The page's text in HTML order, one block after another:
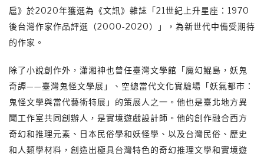
扈》於2020年獲選為《文訊》雜誌「21世紀上升星座：1970
後台灣作家作品評選（2000-2020）」，為新世代中備受期待
的作家。
除了小說創作外，瀟湘神也曾任臺灣文學館「魔幻鯤島，妖鬼
奇譚——臺灣鬼怪文學展」、空總當代文化實驗場「妖氣都市：
鬼怪文學與當代藝術特展」的策展人之一。他也是臺北地方異
聞工作室共同創辦人，是實境遊戲設計師。他的創作融合西方
奇幻和推理元素、日本民俗學和妖怪學、以及台灣民俗、歷史
和人類學材料，創造出極具台灣特色的奇幻推理文學和實境遊